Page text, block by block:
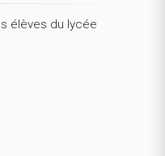
élèves du lycée